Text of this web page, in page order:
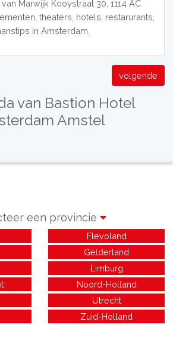
Marwijk Kooystraat 30, 1114 AC
theaters, hotels, restarurants,
in Amsterdam.
volgende
van Bastion Hotel
Amstel
een provincie
Flevoland
Gelderland
Limburg
Noord-Holland
Utrecht
Zuid-Holland